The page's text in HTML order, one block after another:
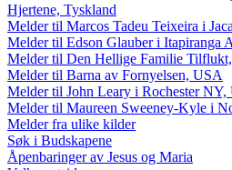
Hjertene, Tyskland
Melder til Marcos Tadeu Teixeira i
Melder til Edson Glauber i Itapiranga
Melder til Den Hellige Familie
Melder til Barna av Fornyelsen, USA
Melder til John Leary i Rochester NY,
Melder til Maureen Sweeney-Kyle i
Melder fra ulike kilder
Søk i Budskapene
Åpenbaringer av Jesus og Maria